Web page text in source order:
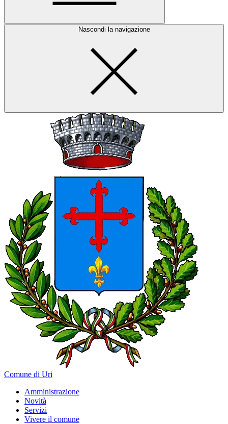
Nascondi la navigazione
Comune di Uri
Amministrazione
Novità
Servizi
Vivere il comune